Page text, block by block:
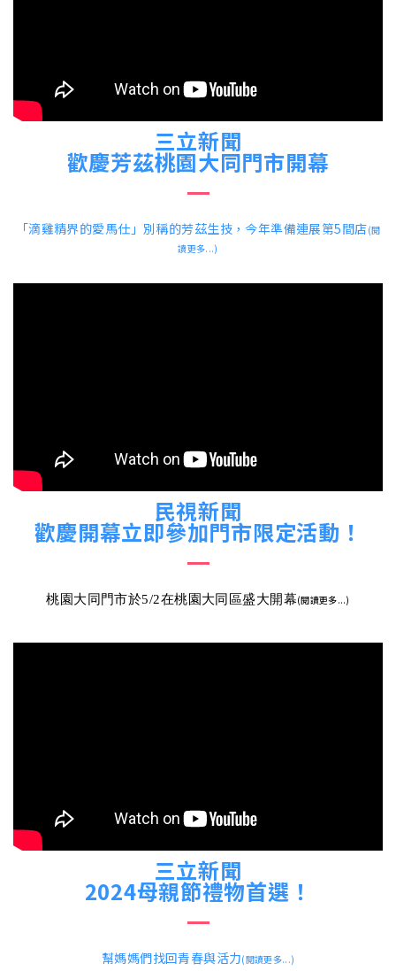
三立新聞
歡慶芳茲桃園大同門市開幕
「滴雞精界的愛馬仕」別稱的芳茲生技，今年準備連展第5間店(閱
讀更多...)
民視新聞
歡慶開幕立即參加門市限定活動！
桃園大同門市於5/2在桃園大同區盛大開幕(閱讀更多...)
三立新聞
2024母親節禮物首選！
幫媽媽們找回青春與活力(閱讀更多...)